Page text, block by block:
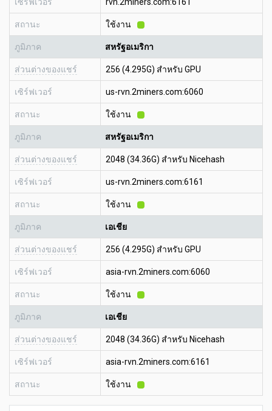
สถานะ ใช้งาน
ภูมิภาค สหรัฐอเมริกา
ส่วนต่างของแชร์ 256 (4.295G) สำหรับ GPU
เซิร์ฟเวอร์ us-rvn.2miners.com:6060
สถานะ ใช้งาน
ภูมิภาค สหรัฐอเมริกา
ส่วนต่างของแชร์ 2048 (34.36G) สำหรับ Nicehash
เซิร์ฟเวอร์ us-rvn.2miners.com:6161
สถานะ ใช้งาน
ภูมิภาค เอเชีย
ส่วนต่างของแชร์ 256 (4.295G) สำหรับ GPU
เซิร์ฟเวอร์ asia-rvn.2miners.com:6060
สถานะ ใช้งาน
ภูมิภาค เอเชีย
ส่วนต่างของแชร์ 2048 (34.36G) สำหรับ Nicehash
เซิร์ฟเวอร์ asia-rvn.2miners.com:6161
สถานะ ใช้งาน